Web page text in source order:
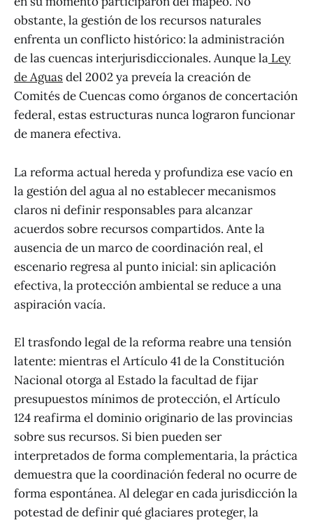
obstante, la gestión de los recursos naturales
enfrenta un conflicto histórico: la administración
de las cuencas interjurisdiccionales. Aunque la Ley
de Aguasdel 2002 ya preveía la creación de
Comités de Cuencas como órganos de concertación
federal, estas estructuras nunca lograron funcionar
de manera efectiva.
La reforma actual hereda y profundiza ese vacío en
la gestión del agua al no establecer mecanismos
claros ni definir responsables para alcanzar
acuerdos sobre recursos compartidos. Ante la
ausencia de un marco de coordinación real, el
escenario regresa al punto inicial: sin aplicación
efectiva, la protección ambiental se reduce a una
aspiración vacía.
El trasfondo legal de la reforma reabre una tensión
latente: mientras el Artículo 41 de la Constitución
Nacional otorga al Estado la facultad de fijar
presupuestos mínimos de protección, el Artículo
124 reafirma el dominio originario de las provincias
sobre sus recursos. Si bien pueden ser
interpretados de forma complementaria, la práctica
demuestra que la coordinación federal no ocurre de
forma espontánea. Al delegar en cada jurisdicción la
potestad de definir qué glaciares proteger, la